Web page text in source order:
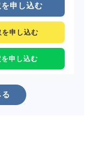
申し込む
申し込む
申し込む